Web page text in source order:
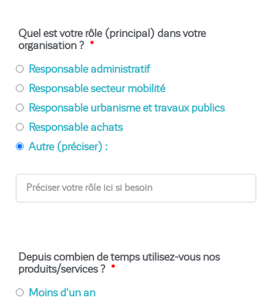
Quel est votre rôle (principal) dans votre
organisation ?
Responsable administratif
Responsable secteur mobilité
Responsable urbanisme et travaux publics
Responsable achats
Autre (préciser) :
Depuis combien de temps utilisez-vous nos
produits/services ?
Moins d'un an